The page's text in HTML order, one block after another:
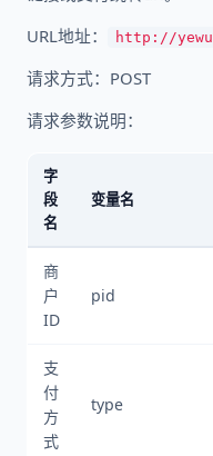
URL地址：
http://
请求方式：POST
请求参数说明：
字
段
名
变量名
商
户
ID
pid
支
付
方
式
type